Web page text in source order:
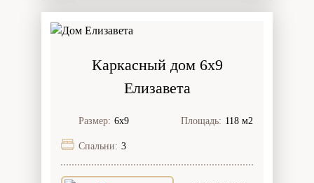
Каркасный дом 6х9
Елизавета
Размер: 6х9 Площадь: 118 м2
Спальни: 3